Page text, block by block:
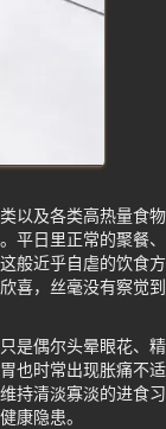
以及各类高热量食
平日里正常的聚餐
近乎自虐的饮食方
，丝毫没有察觉到
是偶尔头晕眼花、
也时常出现胀痛不
持清淡寡淡的进食
康隐患。